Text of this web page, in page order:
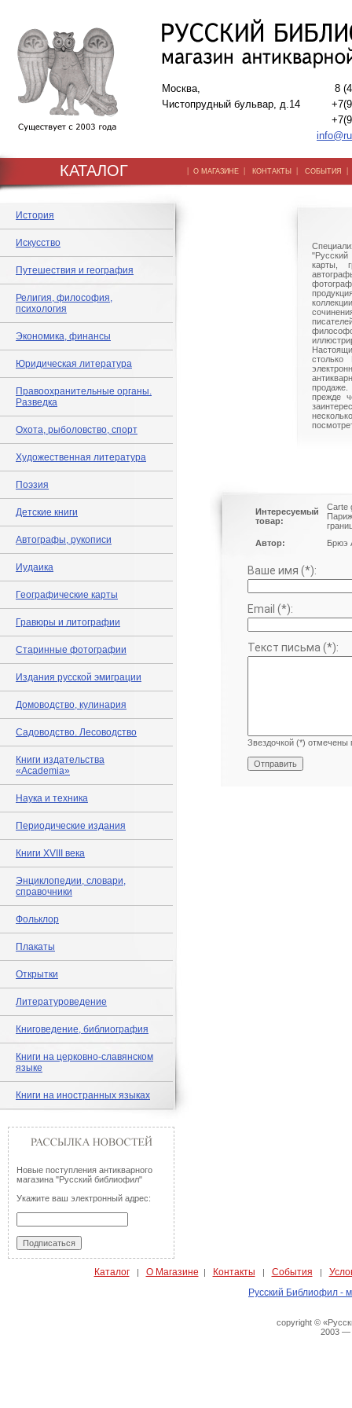
Москва,
Чистопрудный бульвар, д.14
8
КАТАЛОГ | О МАГАЗИНЕ | КОНТАКТЫ | СОБЫТИЯ
История
Искусство
Путешествия и география
Религия, философия,
психология
Экономика, финансы
Юридическая литература
Правоохранительные органы.
Разведка
Охота, рыболовство, спорт
Художественная литература
Поэзия
Детские книги
Автографы, рукописи
Иудаика
Географические карты
Гравюры и литографии
Старинные фотографии
Издания русской эмиграции
Домоводство, кулинария
Садоводство. Лесоводство
Книги издательства
«Academia»
Наука и техника
Периодические издания
Книги XVIII века
Энциклопедии, словари,
справочники
Фольклор
Плакаты
Открытки
Литературоведение
Книговедение, библиография
Книги на церковно-славянском
языке
Книги на иностранных языках
Новые поступления антикварного
магазина "Русский библиофил"
Укажите ваш электронный адрес:
"Русский
карты,
столько
прежде
Интересуемый
товар:
Carte
Автор:
Брюэ
Ваше имя (*):
Email (*):
Текст письма (*):
Звездочкой (*) отмечены
Каталог| О Магазине | Контакты | События |
Русский Библиофил -
copyright ©
2003 —